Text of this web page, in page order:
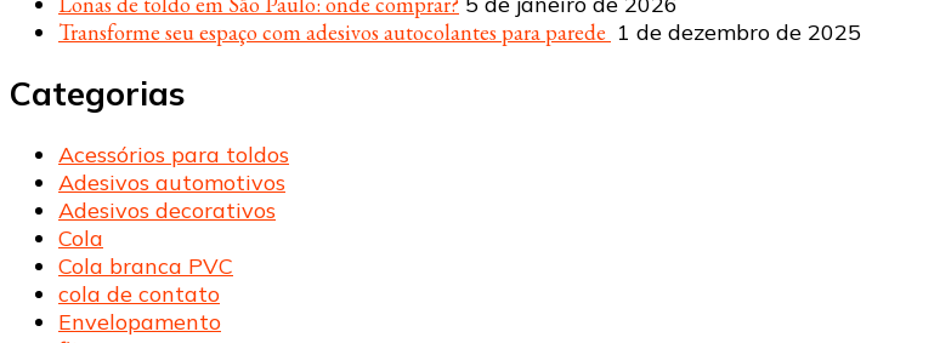
Transforme seu espaço com adesivos autocolantes para parede 1 de dezembro de 2025
Categorias
Acessórios para toldos
Adesivos automotivos
Adesivos decorativos
Cola
Cola branca PVC
cola de contato
Envelopamento